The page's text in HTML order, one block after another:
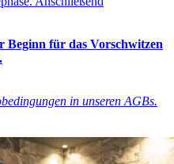
für das Vorschwitzen
in unseren AGBs.